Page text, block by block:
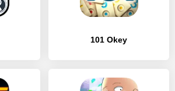
101 Okey